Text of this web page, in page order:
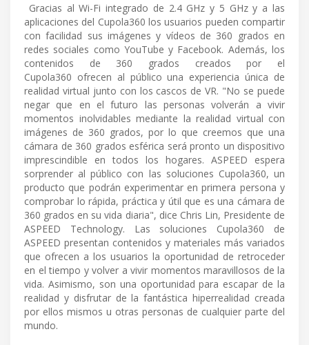
Gracias al Wi-Fi integrado de 2.4 GHz y 5 GHz y a las
aplicaciones del Cupola360 los usuarios pueden compartir
con facilidad sus imágenes y vídeos de 360 grados en
redes sociales como YouTube y Facebook. Además, los
contenidos de 360 grados creados por el
Cupola360 ofrecen al público una experiencia única de
realidad virtual junto con los cascos de VR. "No se puede
negar que en el futuro las personas volverán a vivir
momentos inolvidables mediante la realidad virtual con
imágenes de 360 grados, por lo que creemos que una
cámara de 360 grados esférica será pronto un dispositivo
imprescindible en todos los hogares. ASPEED espera
sorprender al público con las soluciones Cupola360, un
producto que podrán experimentar en primera persona y
comprobar lo rápida, práctica y útil que es una cámara de
360 grados en su vida diaria", dice Chris Lin, Presidente de
ASPEED Technology. Las soluciones Cupola360 de
ASPEED presentan contenidos y materiales más variados
que ofrecen a los usuarios la oportunidad de retroceder
en el tiempo y volver a vivir momentos maravillosos de la
vida. Asimismo, son una oportunidad para escapar de la
realidad y disfrutar de la fantástica hiperrealidad creada
por ellos mismos u otras personas de cualquier parte del
mundo.